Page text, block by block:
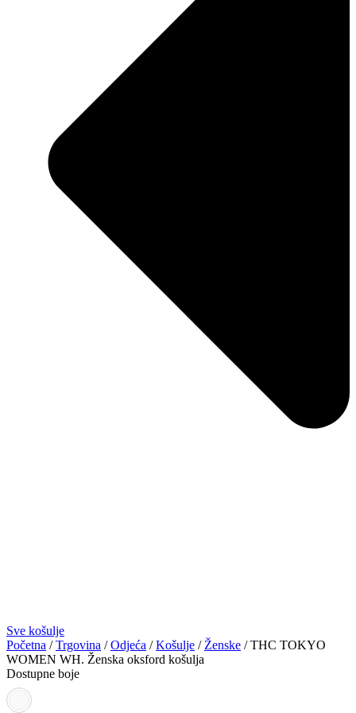
Sve košulje
Početna /Trgovina /Odjeća /Košulje / Ženske / THC TOKYO
WOMEN WH. Ženska oksford košulja
Dostupne boje